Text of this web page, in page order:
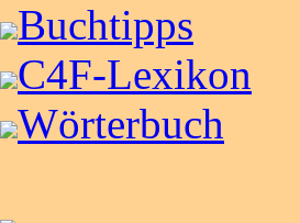
Buchtipps
C4F-Lexikon
Wörterbuch